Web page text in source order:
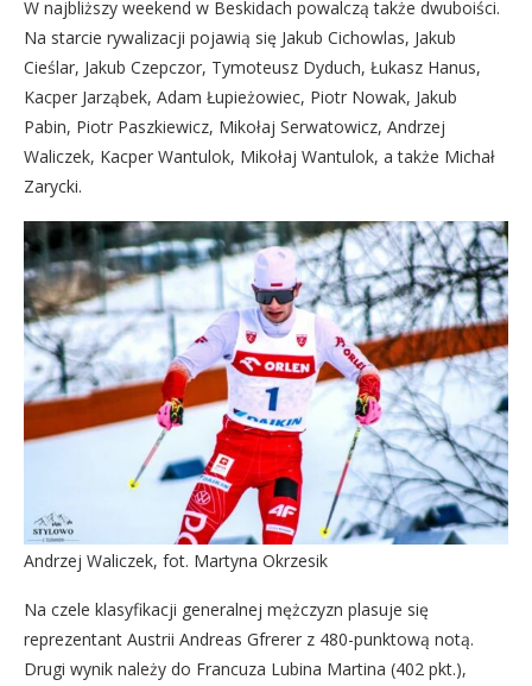
W najbliższy weekend w Beskidach powalczą także dwuboiści.
Na starcie rywalizacji pojawią się Jakub Cichowlas, Jakub
Cieślar, Jakub Czepczor, Tymoteusz Dyduch, Łukasz Hanus,
Kacper Jarząbek, Adam Łupieżowiec, Piotr Nowak, Jakub
Pabin, Piotr Paszkiewicz, Mikołaj Serwatowicz, Andrzej
Waliczek, Kacper Wantulok, Mikołaj Wantulok, a także Michał
Zarycki.
Andrzej Waliczek, fot. Martyna Okrzesik
Na czele klasyfikacji generalnej mężczyzn plasuje się
reprezentant Austrii Andreas Gfrerer z 480-punktową notą.
Drugi wynik należy do Francuza Lubina Martina (402 pkt.),